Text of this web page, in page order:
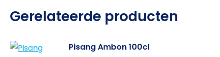
Gerelateerde producten
Pisang Ambon 100cl